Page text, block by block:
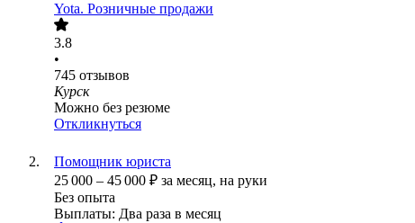
Yota. Розничные продажи
3.8
•
745 отзывов
Курск
Можно без резюме
Откликнуться
Помощник юриста
25 000 – 45 000 ₽ за месяц, на руки
Без опыта
Выплаты: Два раза в месяц